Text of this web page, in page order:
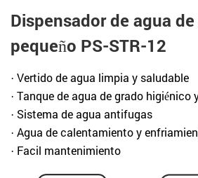
Dispensador de agua
pequeño PS-STR-12
· Vertido de agua limpia y saludable
· Tanque de agua de grado higiénico
· Sistema de agua antifugas
· Agua de calentamiento y
· Facil mantenimiento